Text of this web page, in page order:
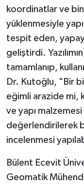
koordinatlar ve
yüklenmesiyle
tespit eden, yapay
geliştirdi.
tamamlanıp,
Dr. Kutoğlu, "Bir
eğimli arazide mi,
ve yapı
değerlendirilerek
incelenmesi
Bülent Ecevit
Geomatik